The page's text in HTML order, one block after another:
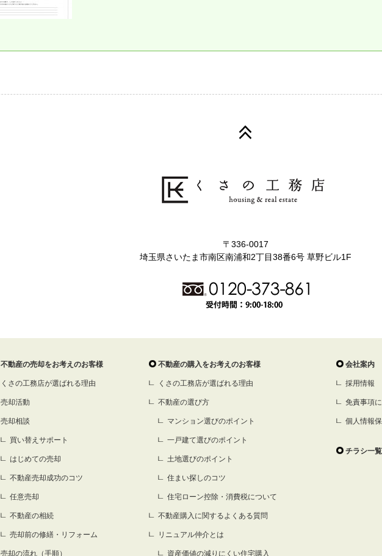
〒336-0017
埼玉県さいたま市南区南浦和2丁目38番6号 草野ビル1F
不動産の売却をお考えのお客様
くさの工務店が選ばれる理由
売却活動
売却相談
買い替えサポート
はじめての売却
不動産売却成功のコツ
任意売却
不動産の相続
売却前の修繕・リフォーム
売却の流れ（手順）
不動産の購入をお考えのお客様
くさの工務店が選ばれる理由
不動産の選び方
マンション選びのポイント
一戸建て選びのポイント
土地選びのポイント
住まい探しのコツ
住宅ローン控除・消費税について
不動産購入に関するよくある質問
リニュアル仲介とは
資産価値の減りにくい住宅購入
会社案内
採用情報
免責事項
個人情報
チラシ一覧